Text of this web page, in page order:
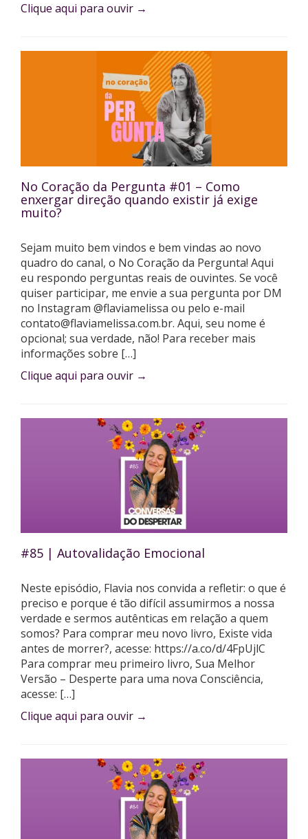
Clique aqui para ouvir →
No Coração da Pergunta #01 – Como
enxergar direção quando existir já exige
muito?
Sejam muito bem vindos e bem vindas ao novo
quadro do canal, o No Coração da Pergunta! Aqui
eu respondo perguntas reais de ouvintes. Se você
quiser participar, me envie a sua pergunta por DM
no Instagram @flaviamelissa ou pelo e-mail
contato@flaviamelissa.com.br. Aqui, seu nome é
opcional; sua verdade, não! Para receber mais
informações sobre […]
Clique aqui para ouvir →
#85 | Autovalidação Emocional
Neste episódio, Flavia nos convida a refletir: o que é
preciso e porque é tão difícil assumirmos a nossa
verdade e sermos autênticas em relação a quem
somos? Para comprar meu novo livro, Existe vida
antes de morrer?, acesse: https://a.co/d/4FpUjlC
Para comprar meu primeiro livro, Sua Melhor
Versão – Desperte para uma nova Consciência,
acesse: […]
Clique aqui para ouvir →